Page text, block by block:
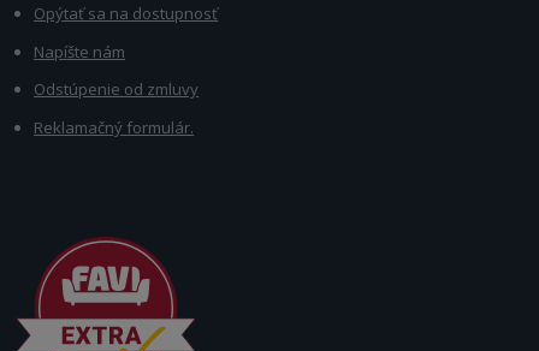
Opýtať sa na dostupnosť
Napíšte nám
Odstúpenie od zmluvy
Reklamačný formulár.